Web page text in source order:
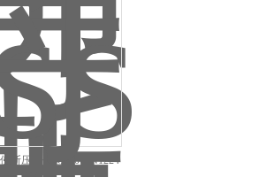
斯压力传感器060N1224